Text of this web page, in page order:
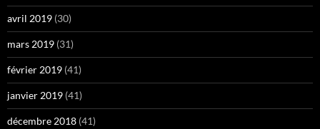
avril 2019 (30)
mars 2019 (31)
février 2019 (41)
janvier 2019 (41)
décembre 2018 (41)